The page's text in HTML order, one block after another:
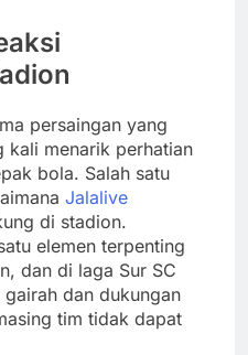
persaingan yang
kali menarik perhatian
bola. Salah satu
Jalalive
di stadion.
elemen terpenting
dan di laga Sur SC
dan dukungan
tim tidak dapat